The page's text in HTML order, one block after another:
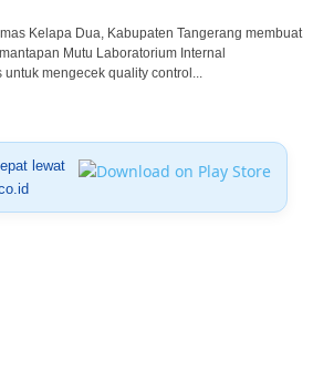
Kelapa Dua, Kabupaten Tangerang membuat
Mutu Laboratorium Internal
mengecek quality control...
lewat